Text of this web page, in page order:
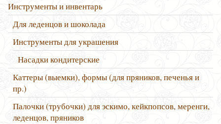
Инструменты и инвентарь
Для леденцов и шоколада
Инструменты для украшения
Насадки кондитерские
Каттеры (выемки), формы (для пряников, печенья и
пр.)
Палочки (трубочки) для эскимо, кейкпопсов, меренги,
леденцов, пряников